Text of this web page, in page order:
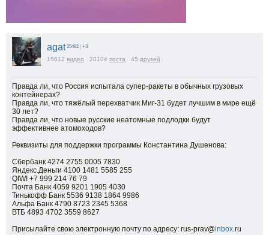
agat 25482 +3
15612 видео 20104 поста 45 друзей
Правда ли, что Россия испытала супер-ракеты в обычных грузовых
контейнерах?
Правда ли, что тяжёлый перехватчик Миг-31 будет лучшим в мире ещё
30 лет?
Правда ли, что новые русские неатомные подлодки будут
эффективнее атомоходов?
Реквизиты для поддержки программы Константина Душенова:
Сбербанк 4274 2755 0005 7830
Яндекс.Деньги 4100 1481 5585 255
QIWI +7 999 214 76 79
Почта Банк 4059 9201 1905 4030
Тинькофф Банк 5536 9138 1864 9986
Альфа Банк 4790 8723 2345 5368
ВТБ 4893 4702 3559 8627
Присылайте свою электронную почту по адресу: rus-prav@inbox.ru